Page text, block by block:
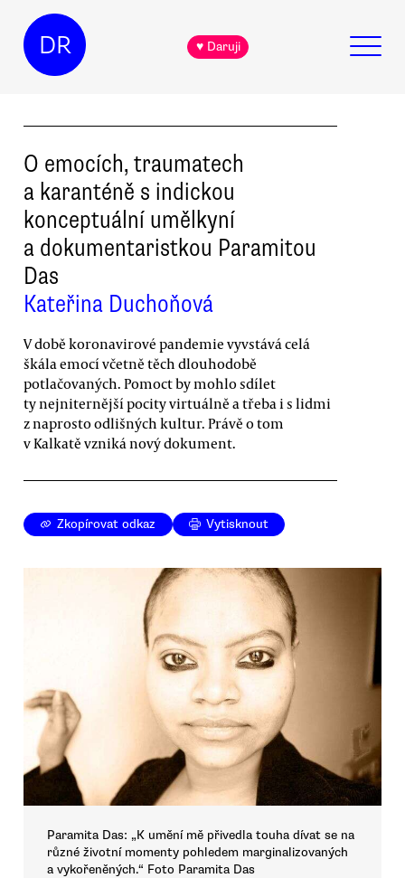
DR ♥ Daruji
O emocích, traumatech
a karanténě s indickou
konceptuální umělkyní
a dokumentaristkou Paramitou
Das
Kateřina Duchoňová
V době koronavirové pandemie vyvstává celá
škála emocí včetně těch dlouhodobě
potlačovaných. Pomoct by mohlo sdílet
ty nejniternější pocity virtuálně a třeba i s lidmi
z naprosto odlišných kultur. Právě o tom
v Kalkatě vzniká nový dokument.
Zkopírovat odkaz Vytisknout
Paramita Das: „K umění mě přivedla touha dívat se na
různé životní momenty pohledem marginalizovaných
a vykořeněných.“ Foto Paramita Das